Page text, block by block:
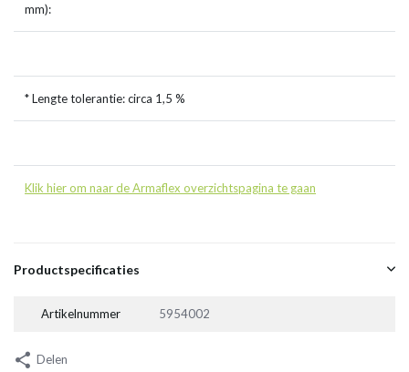
mm):
* Lengte tolerantie: circa 1,5 %
Klik hier om naar de Armaflex overzichtspagina te gaan
Productspecificaties
Artikelnummer 5954002
Delen